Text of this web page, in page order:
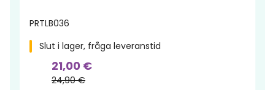
PRTLB036
Slut i lager, fråga leveranstid
21,00 €
24,90 €